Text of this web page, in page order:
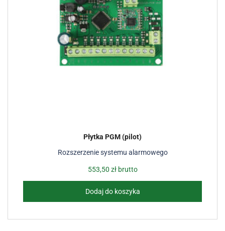
Rozszerzenie systemu alarmowego
Płytka PGM (pilot)
553,50 złbrutto
Dodaj do koszyka